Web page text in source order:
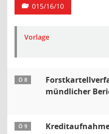
015/16/10
Vorlage
Ö 8
mündlicher
Ö 9